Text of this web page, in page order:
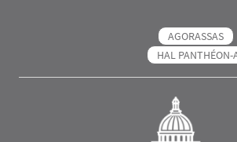
AGORASSAS
HAL PANTHÉON-